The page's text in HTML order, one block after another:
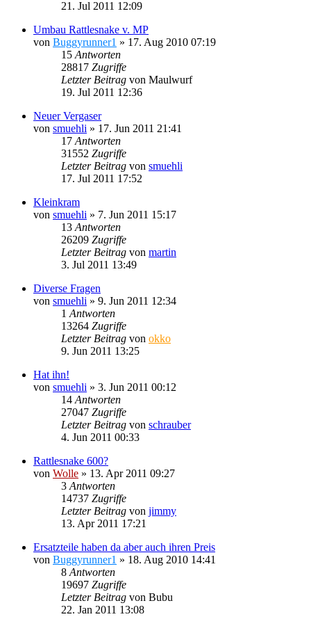
21. Jul 2011 12:09
Umbau Rattlesnake v. MP
von Buggyrunner1 » 17. Aug 2010 07:19
15 Antworten
28817 Zugriffe
Letzter Beitrag von Maulwurf
19. Jul 2011 12:36
Neuer Vergaser
von smuehli » 17. Jun 2011 21:41
17 Antworten
31552 Zugriffe
Letzter Beitrag von smuehli
17. Jul 2011 17:52
Kleinkram
von smuehli » 7. Jun 2011 15:17
13 Antworten
26209 Zugriffe
Letzter Beitrag von martin
3. Jul 2011 13:49
Diverse Fragen
von smuehli » 9. Jun 2011 12:34
1 Antworten
13264 Zugriffe
Letzter Beitrag von okko
9. Jun 2011 13:25
Hat ihn!
von smuehli » 3. Jun 2011 00:12
14 Antworten
27047 Zugriffe
Letzter Beitrag von schrauber
4. Jun 2011 00:33
Rattlesnake 600?
von Wolle » 13. Apr 2011 09:27
3 Antworten
14737 Zugriffe
Letzter Beitrag von jimmy
13. Apr 2011 17:21
Ersatzteile haben da aber auch ihren Preis
von Buggyrunner1 » 18. Aug 2010 14:41
8 Antworten
19697 Zugriffe
Letzter Beitrag von Bubu
22. Jan 2011 13:08